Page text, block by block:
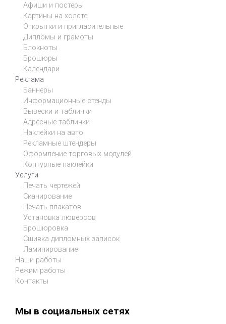
Афиши и постеры
Картины на холсте
Открытки и пригласительные
Дипломы и грамоты
Блокноты
Брошюры
Календари
Реклама
Баннеры
Информационные стенды
Вывески и таблички
Адресные таблички
Наклейки на авто
Рекламные штендеры
Оформление торговых модулей
Контурные наклейки
Услуги
Печать чертежей
Сканирование
Печать плакатов
Установка люверсов
Брошюровка
Сшивка дипломных записок
Ламинирование
Наши работы
Режим работы
Контакты
Мы в социальных сетях